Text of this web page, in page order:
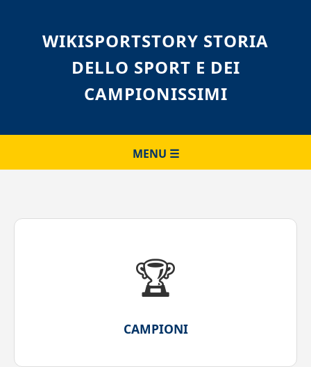
WIKISPORTSTORY STORIA
DELLO SPORT E DEI
CAMPIONISSIMI
MENU ☰
🏆
CAMPIONI